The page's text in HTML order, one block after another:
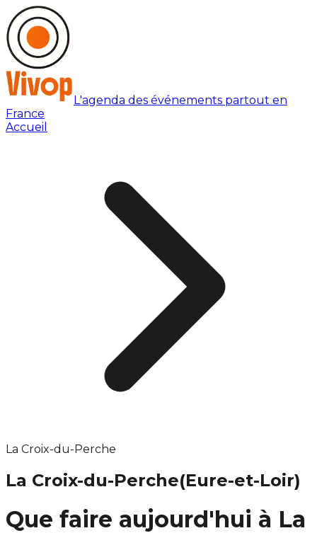
L'agenda des événements partout en
France
Accueil
La Croix-du-Perche
La Croix-du-Perche(Eure-et-Loir)
Que faire aujourd'hui à La